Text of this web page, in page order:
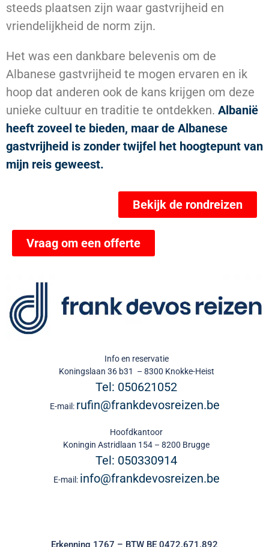
steeds plaatsen zijn waar gastvrijheid en
vriendelijkheid de norm zijn.
Het was een dankbare belevenis om de
Albanese gastvrijheid te mogen ervaren en ik
hoop dat anderen ook de kans krijgen om deze
unieke cultuur en traditie te ontdekken. Albanië
heeft zoveel te bieden, maar de Albanese
gastvrijheid is zonder twijfel het hoogtepunt van
mijn reis geweest.
Bekijk de rondreizen
Vraag om een offerte
Info en reservatie
Koningslaan 36 b31 – 8300 Knokke-Heist
Tel: 050621052
E-mail: rufin@frankdevosreizen.be
Hoofdkantoor
Koningin Astridlaan 154 – 8200 Brugge
Tel: 050330914
E-mail: info@frankdevosreizen.be